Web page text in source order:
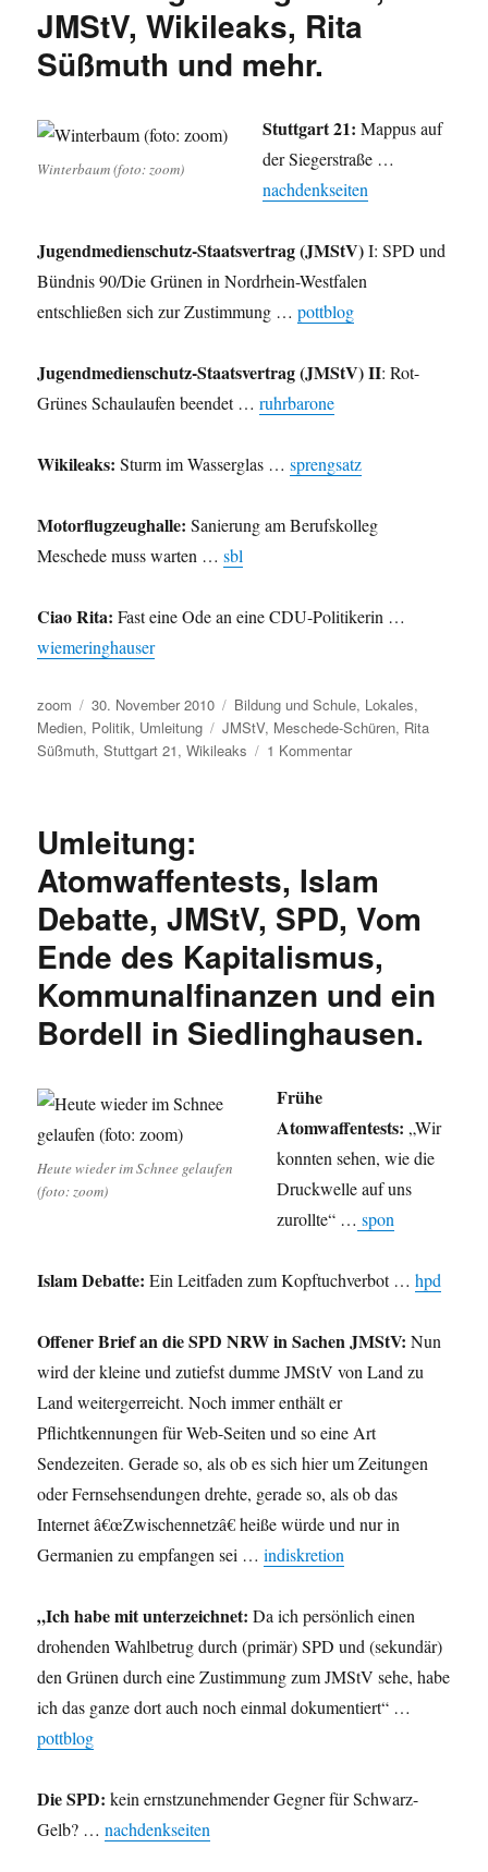
Sammlung
…
oder?
JMStV, Wikileaks, Rita
Süßmuth und mehr.
Winterbaum (foto: zoom)
Stuttgart 21: Mappus auf
der Siegerstraße …
nachdenkseiten
Jugendmedienschutz-Staatsvertrag (JMStV)I: SPD und
Bündnis 90/Die Grünen in Nordrhein-Westfalen
entschließen sich zur Zustimmung …pottblog
Jugendmedienschutz-Staatsvertrag (JMStV) II: Rot-
Grünes Schaulaufen beendet …ruhrbarone
Wikileaks: Sturm im Wasserglas …sprengsatz
Motorflugzeughalle: Sanierung am Berufskolleg
Meschede muss warten …sbl
Ciao Rita: Fast eine Ode an eine CDU-Politikerin …
wiemeringhauser
Autor
zoom
Veröffentlicht
am
30. November 2010 Kategorien
Bildung und Schule, Lokales,
Medien, Politik, Umleitung Schlagwörter
JMStV, Meschede-Schüren, Rita
Süßmuth,Stuttgart 21,Wikileaks 1 Kommentarzu
Rita
Süßmuth
und
mehr.
Umleitung:
Atomwaffentests, Islam
Debatte, JMStV, SPD, Vom
Ende des Kapitalismus,
Kommunalfinanzen und ein
Bordell in Siedlinghausen.
Heute wieder im Schnee gelaufen
(foto: zoom)
Frühe
Atomwaffentests: „Wir
konnten sehen, wie die
Druckwelle auf uns
zurollte“ … spon
Islam Debatte: Ein Leitfaden zum Kopftuchverbot …hpd
Offener Brief an die SPD NRW in Sachen JMStV: Nun
wird der kleine und zutiefst dumme JMStV von Land zu
Land weitergerreicht. Noch immer enthält er
Pflichtkennungen für Web-Seiten und so eine Art
Sendezeiten. Gerade so, als ob es sich hier um Zeitungen
oder Fernsehsendungen drehte, gerade so, als ob das
Internet â€œZwischennetzâ€ heiße würde und nur in
Germanien zu empfangen sei …indiskretion
„Ich habe mit unterzeichnet: Da ich persönlich einen
drohenden Wahlbetrug durch (primär) SPD und (sekundär)
den Grünen durch eine Zustimmung zum JMStV sehe, habe
ich das ganze dort auch noch einmal dokumentiert“ …
pottblog
Die SPD: kein ernstzunehmender Gegner für Schwarz-
Gelb? …nachdenkseiten